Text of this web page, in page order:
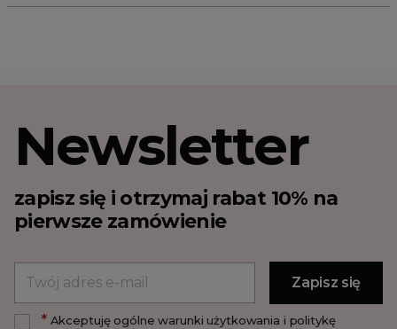
Newsletter
zapisz się i otrzymaj rabat 10% na
pierwsze zamówienie
*Akceptuję ogólne warunki użytkowania i politykę